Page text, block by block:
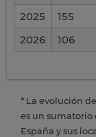
2025
155
2026
106
* La evolución
es un sumatorio
España y sus